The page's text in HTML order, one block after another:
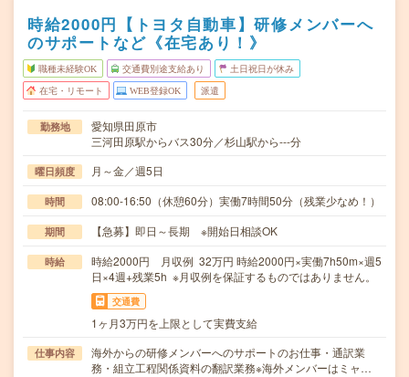
時給2000円【トヨタ自動車】研修メンバーへ
のサポートなど《在宅あり！》
職種未経験OK 交通費別途支給あり 土日祝日が休み
在宅・リモート WEB登録OK 派遣
勤務地
愛知県田原市
三河田原駅からバス30分／杉山駅から---分
曜日頻度 月～金／週5日
時間 08:00-16:50（休憩60分）実働7時間50分（残業少なめ！）
期間 【急募】即日～長期 ※開始日相談OK
時給
時給2000円 月収例 32万円 時給2000円×実働7h50m×週5
日×4週+残業5h ※月収例を保証するものではありません。
交通費
1ヶ月3万円を上限として実費支給
仕事内容
海外からの研修メンバーへのサポートのお仕事・通訳業
務・組立工程関係資料の翻訳業務※海外メンバーはミャ…